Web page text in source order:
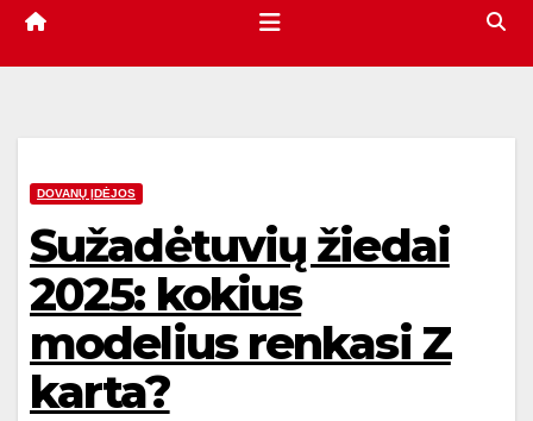
DOVANŲ ĮDĖJOS
Sužadėtuvių žiedai
2025: kokius
modelius renkasi Z
karta?